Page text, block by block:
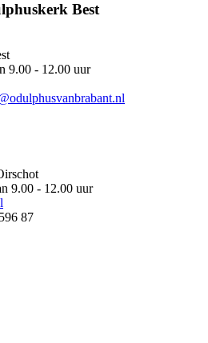
Best
9.00 - 12.00 uur
9.00 - 12.00 uur
87